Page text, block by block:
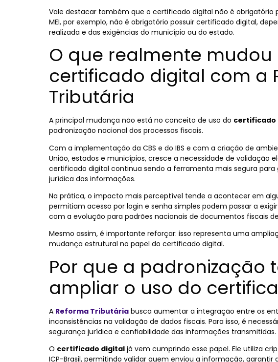
Vale destacar também que o certificado digital não é obrigatório
MEI, por exemplo, não é obrigatório possuir certificado digital,
realizada e das exigências do município ou do estado.
O que realmente
certificado digital com a
Tributária
A principal mudança não está no conceito de uso do certificado
padronização nacional dos processos fiscais.
Com a implementação da CBS e do IBS e com a criação de
União, estados e municípios, cresce a necessidade de validação
certificado digital continua sendo a ferramenta mais segura para
jurídica das informações.
Na prática, o impacto mais perceptível tende a acontecer em
permitiam acesso por login e senha simples podem passar a
com a evolução para padrões nacionais de documentos fiscais
Mesmo assim, é importante reforçar: isso representa uma
mudança estrutural no papel do certificado digital.
Por que a padronização
ampliar o uso do
A Reforma Tributária busca aumentar a integração entre os
inconsistências na validação de dados fiscais. Para isso, é
segurança jurídica e confiabilidade das informações transmitidas.
O certificado digital já vem cumprindo esse papel. Ele utiliza
ICP-Brasil, permitindo validar quem enviou a informação,